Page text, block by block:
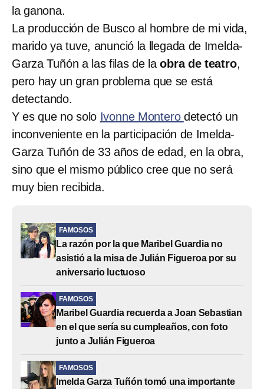
la ganona.
La producción de Busco al hombre de mi vida,
marido ya tuve, anunció la llegada de Imelda-
Garza Tuñón a las filas de laobra de teatro,
pero hay un gran problema que se está
detectando.
Y es que no solo Ivonne Montero detectó un
inconveniente en la participación de Imelda-
Garza Tuñón de 33 años de edad, en la obra,
sino que el mismo público cree que no será
muy bien recibida.
FAMOSOS
La razón por la que Maribel Guardia no
asistió a la misa de Julián Figueroa por su
aniversario luctuoso
FAMOSOS
Maribel Guardia recuerda a Joan Sebastian
en el que sería su cumpleaños, con foto
junto a Julián Figueroa
FAMOSOS
Imelda Garza Tuñón tomó una importante